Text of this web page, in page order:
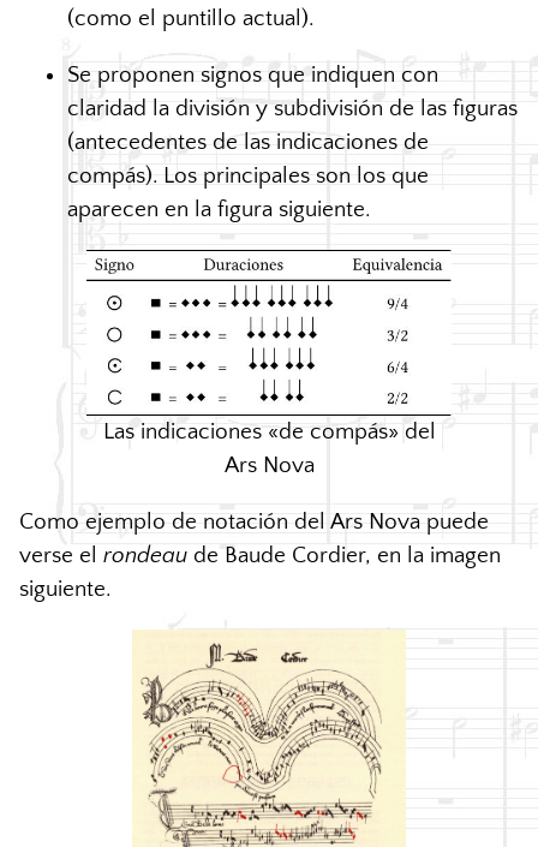
(como el puntillo actual).
Se proponen signos que indiquen con
claridad la división y subdivisión de las figuras
(antecedentes de las indicaciones de
compás). Los principales son los que
aparecen en la figura siguiente.
Las indicaciones «de compás» del
Ars Nova
Como ejemplo de notación del Ars Nova puede
verse el rondeau de Baude Cordier, en la imagen
siguiente.